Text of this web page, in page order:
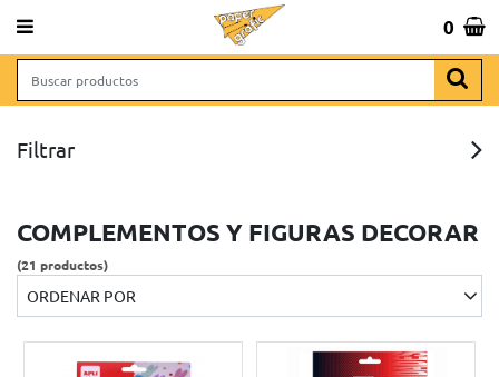
0
0,00 €
VER CESTA
Filtrar
COMPLEMENTOS Y FIGURAS DECORAR
(21 productos)
ORDENAR POR